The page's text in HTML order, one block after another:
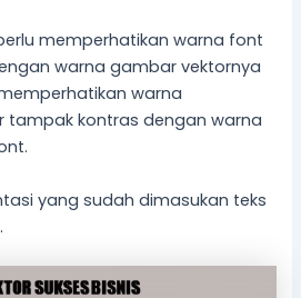
memperhatikan warna font
warna gambar vektornya
warna
tampak kontras dengan warna
yang sudah dimasukan teks